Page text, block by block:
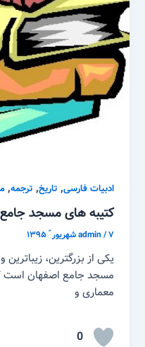
ادبیات فارسی, تاریخ, ترجمه,
کتیبه های مسجد
admin/۷ شهریور ّ ۱۳۹۵
یکی از بزرگترین،
مسجد جامع اصفهان است
معماری و
0